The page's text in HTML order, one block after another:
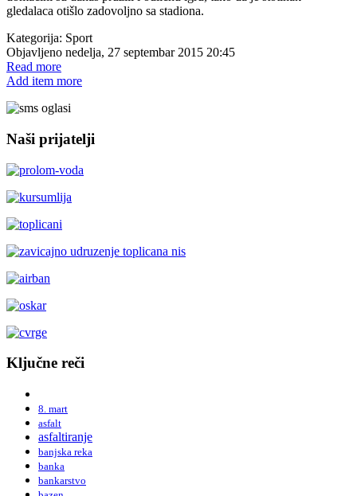
gledalaca otišlo zadovoljno sa stadiona.
Kategorija: Sport
Objavljeno nedelja, 27 septembar 2015 20:45
Read more
Add item more
Naši prijatelji
Ključne reči
8. mart
asfalt
asfaltiranje
banjska reka
banka
bankarstvo